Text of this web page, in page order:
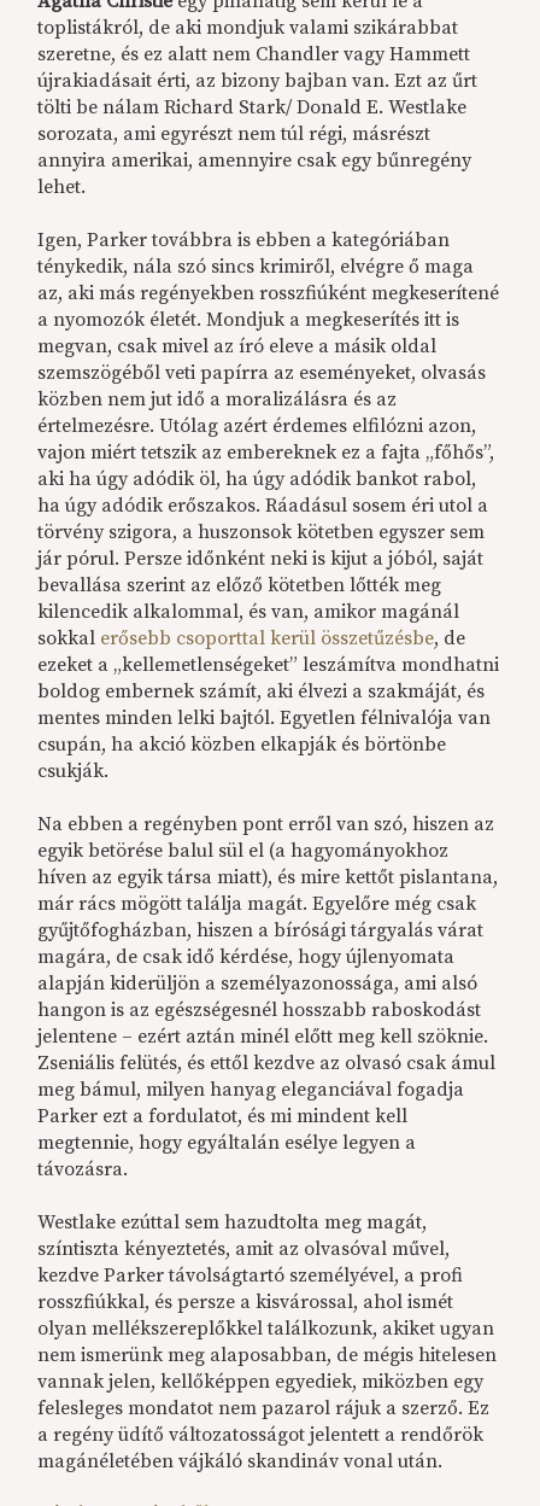
toplistákról, de aki mondjuk valami szikárabbat
szeretne, és ez alatt nem Chandler vagy Hammett
újrakiadásait érti, az bizony bajban van. Ezt az űrt
tölti be nálam Richard Stark/ Donald E. Westlake
sorozata, ami egyrészt nem túl régi, másrészt
annyira amerikai, amennyire csak egy bűnregény
lehet.
Igen, Parker továbbra is ebben a kategóriában
ténykedik, nála szó sincs krimiről, elvégre ő maga
az, aki más regényekben rosszfiúként megkeserítené
a nyomozók életét. Mondjuk a megkeserítés itt is
megvan, csak mivel az író eleve a másik oldal
szemszögéből veti papírra az eseményeket, olvasás
közben nem jut idő a moralizálásra és az
értelmezésre. Utólag azért érdemes elfilózni azon,
vajon miért tetszik az embereknek ez a fajta „főhős”,
aki ha úgy adódik öl, ha úgy adódik bankot rabol,
ha úgy adódik erőszakos. Ráadásul sosem éri utol a
törvény szigora, a huszonsok kötetben egyszer sem
jár pórul. Persze időnként neki is kijut a jóból, saját
bevallása szerint az előző kötetben lőtték meg
kilencedik alkalommal, és van, amikor magánál
sokkal erősebb csoporttal kerül összetűzésbe, de
ezeket a „kellemetlenségeket” leszámítva mondhatni
boldog embernek számít, aki élvezi a szakmáját, és
mentes minden lelki bajtól. Egyetlen félnivalója van
csupán, ha akció közben elkapják és börtönbe
csukják.
Na ebben a regényben pont erről van szó, hiszen az
egyik betörése balul sül el (a hagyományokhoz
híven az egyik társa miatt), és mire kettőt pislantana,
már rács mögött találja magát. Egyelőre még csak
gyűjtőfogházban, hiszen a bírósági tárgyalás várat
magára, de csak idő kérdése, hogy újlenyomata
alapján kiderüljön a személyazonossága, ami alsó
hangon is az egészségesnél hosszabb raboskodást
jelentene – ezért aztán minél előtt meg kell szöknie.
Zseniális felütés, és ettől kezdve az olvasó csak ámul
meg bámul, milyen hanyag eleganciával fogadja
Parker ezt a fordulatot, és mi mindent kell
megtennie, hogy egyáltalán esélye legyen a
távozásra.
Westlake ezúttal sem hazudtolta meg magát,
színtiszta kényeztetés, amit az olvasóval művel,
kezdve Parker távolságtartó személyével, a profi
rosszfiúkkal, és persze a kisvárossal, ahol ismét
olyan mellékszereplőkkel találkozunk, akiket ugyan
nem ismerünk meg alaposabban, de mégis hitelesen
vannak jelen, kellőképpen egyediek, miközben egy
felesleges mondatot nem pazarol rájuk a szerző. Ez
a regény üdítő változatosságot jelentett a rendőrök
magánéletében vájkáló skandináv vonal után.